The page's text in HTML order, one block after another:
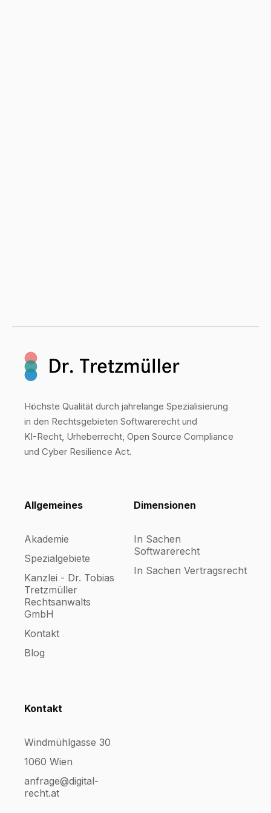
Höchste Qualität durch jahrelange Spezialisierung
in den Rechtsgebieten Softwarerecht und
KI-Recht, Urheberrecht, Open Source Compliance
und Cyber Resilience Act.
Allgemeines
Akademie
Spezialgebiete
Kanzlei - Dr. Tobias
Tretzmüller
Rechtsanwalts
GmbH
Kontakt
Blog
Dimensionen
In Sachen
Softwarerecht
In Sachen Vertragsrecht
Kontakt
Windmühlgasse 30
1060 Wien
anfrage@digital-
recht.at